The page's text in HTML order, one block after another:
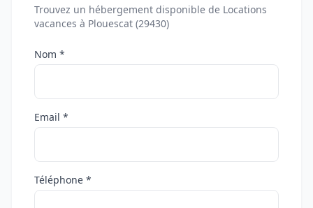
Trouvez un hébergement disponible de Locations
vacances à Plouescat (29430)
Nom *
Email *
Téléphone *